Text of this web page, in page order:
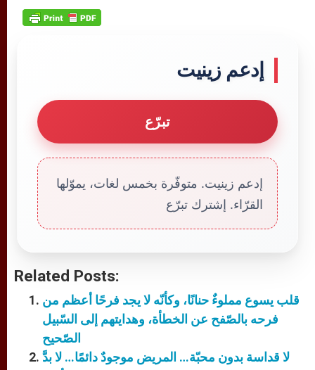
إدعم زينيت
تبرّع
إدعم زينيت. متوفّرة بخمس لغات، يموّلها
القرّاء. إشترك تبرّع
Related Posts:
قلب يسوع مملوءٌ حنانًا، وكأنّه لا يجد فرحًا أعظم من
فرحه بالصّفح عن الخطأة، وهدايتهم إلى السّبيل
الصّحيح
لا قداسة بدون محبّة… المريض موجودٌ دائمًا… لا بدَّ